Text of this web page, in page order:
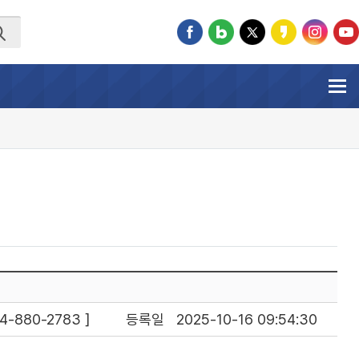
등록일
2025-10-16 09:54:30
880-2783 ]